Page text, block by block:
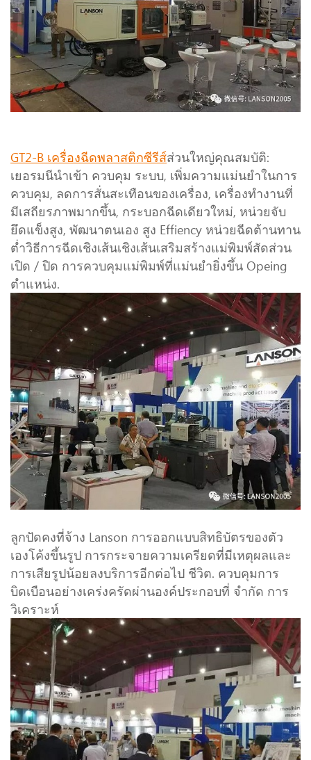
GT2-B เครื่องฉีดพลาสติกซีรีส์ส่วนใหญ่คุณสมบัติ:
เยอรมนีนำเข้า ควบคุม ระบบ, เพิ่มความแม่นยำในการ
ควบคุม, ลดการสั่นสะเทือนของเครื่อง, เครื่องทำงานที่
มีเสถียรภาพมากขึ้น, กระบอกฉีดเดียวใหม่, หน่วยจับ
ยึดแข็งสูง, พัฒนาตนเอง สูง Effiency หน่วยฉีดต้านทาน
ต่ำวิธีการฉีดเชิงเส้นเชิงเส้นเสริมสร้างแม่พิมพ์สัดส่วน
เปิด / ปิด การควบคุมแม่พิมพ์ที่แม่นยำยิ่งขึ้น Opeing
ตำแหน่ง.
ลูกปัดคงที่จ้าง Lanson การออกแบบสิทธิบัตรของตัว
เองโค้งขึ้นรูป การกระจายความเครียดที่มีเหตุผลและ
การเสียรูปน้อยลงบริการอีกต่อไป ชีวิต. ควบคุมการ
บิดเบือนอย่างเคร่งครัดผ่านองค์ประกอบที่ จำกัด การ
วิเคราะห์